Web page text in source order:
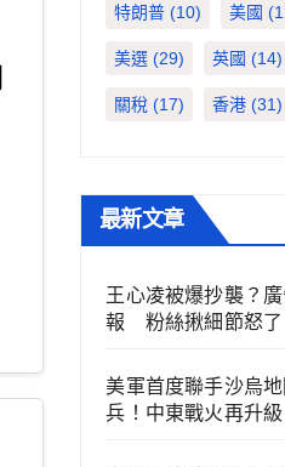
特朗普 (10) 美國
美選 (29) 英國 (14)
關稅 (17) 香港 (31)
最新文章
王心凌被爆抄襲？
報 粉絲揪細節怒了
美軍首度聯手沙烏
兵！中東戰火再升級